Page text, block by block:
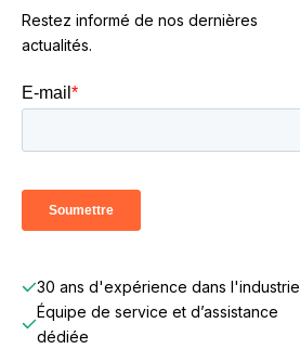
Restez informé de nos dernières
actualités.
30 ans d'expérience dans l'industrie
Équipe de service et d’assistance
dédiée